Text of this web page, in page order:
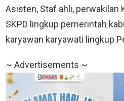
Asisten, Staf ahli, perwakilan
SKPD lingkup pemerintah
karyawan karyawati lingkup
~ Advertisements ~